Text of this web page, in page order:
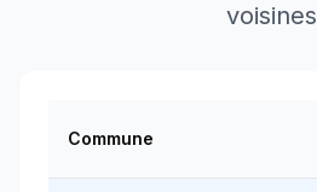
voisines
Commune